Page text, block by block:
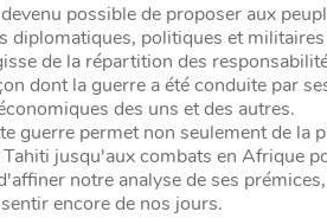
possible de proposer aux
diplomatiques, politiques et
de la répartition des
dont la guerre a été conduite par
des uns et des autres.
guerre permet non seulement de la
jusqu'aux combats en Afrique
notre analyse de ses
encore de nos jours.